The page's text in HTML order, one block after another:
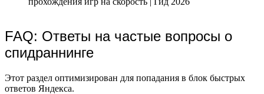
FAQ: Ответы на частые вопросы о
спидраннинге
Этот раздел оптимизирован для попадания в блок быстрых
ответов Яндекса.